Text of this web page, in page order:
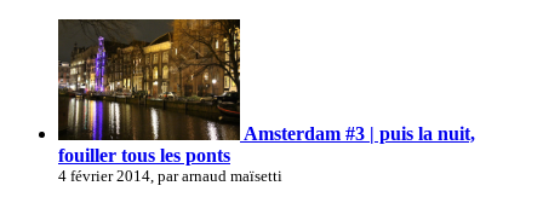
Amsterdam #3 | puis la nuit,
fouiller tous les ponts
4 février 2014, par arnaud maïsetti